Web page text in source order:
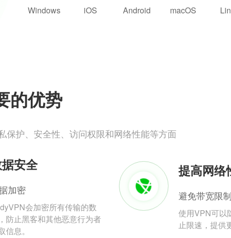
Windows iOS Android macOS
的优势
保护、安全性、访问权限和网络性能等方面
安全
加密
会加密所有传输的数
防止黑客和其他恶意行为者
信息。
提高网络
避免带宽限制
使用VPN可以
止限速，提供